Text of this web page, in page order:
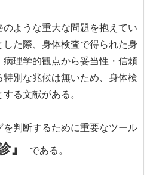
ような重大な問題を抱えてい
た際、身体検査で得られた身
理学的観点から妥当性・信頼
別な兆候は無いため、身体検
る文献がある。
判断するために重要なツール
』 である。